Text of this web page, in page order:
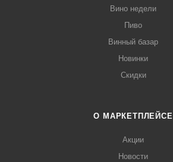
Вино недели
Пиво
Винный базар
Новинки
Скидки
О МАРКЕТПЛЕЙСЕ
Акции
Новости